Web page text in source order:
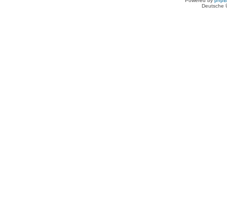
Deutsche